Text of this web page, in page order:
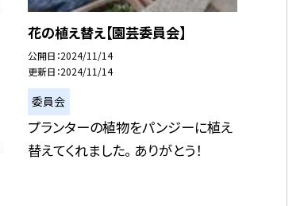
花の植え替え【園芸委員会】
公開日 2024/11/14
更新日 2024/11/14
委員会
プランターの植物をパンジーに植え
替えてくれました。 ありがとう！